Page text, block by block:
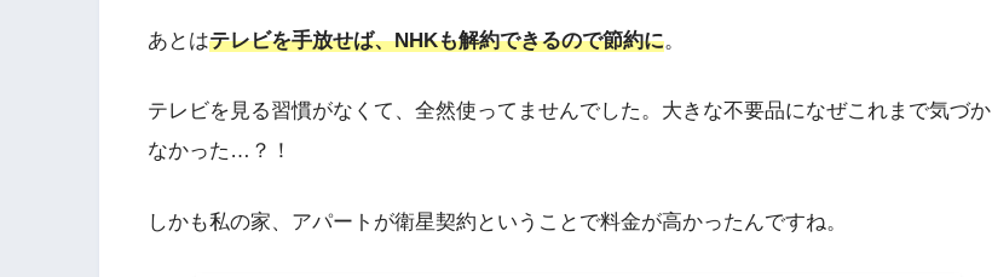
あとはテレビを手放せば、NHKも解約できるので節約に。
テレビを見る習慣がなくて、全然使ってませんでした。大きな不要品になぜこれまで気づか
なかった…？！
しかも私の家、アパートが衛星契約ということで料金が高かったんですね。